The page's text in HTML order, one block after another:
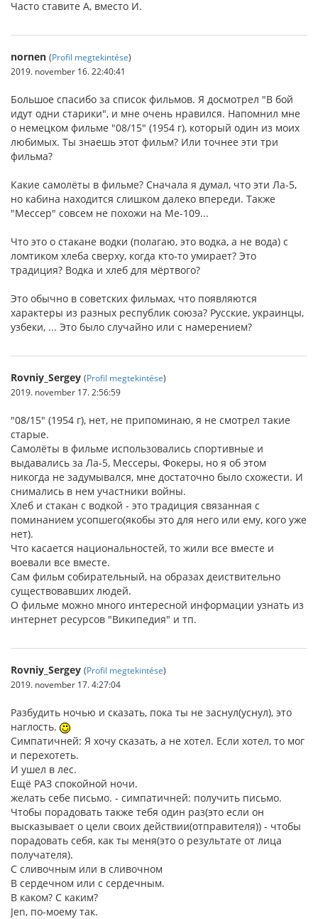
Часто ставите А, вместо И.
nornen (Profil megtekintése)
2019. november 16. 22:40:41
Большое спасибо за список фильмов. Я досмотрел "В бой
идут одни старики", и мне очень нравился. Напомнил мне
о немецком фильме "08/15" (1954 г), который один из моих
любимых. Ты знаешь этот фильм? Или точнее эти три
фильма?
Какие самолёты в фильме? Сначала я думал, что эти Ла-5,
но кабина находится слишком далеко впереди. Также
"Мессер" совсем не похожи на Me-109...
Что это о стакане водки (полагаю, это водка, а не вода) с
ломтиком хлеба сверху, когда кто-то умирает? Это
традиция? Водка и хлеб для мёртвого?
Это обычно в советских фильмах, что появляются
характеры из разных республик союза? Русские, украинцы,
узбеки, ... Это было случайно или с намерением?
Rovniy_Sergey (Profil megtekintése)
2019. november 17. 2:56:59
"08/15" (1954 г), нет, не припоминаю, я не смотрел такие
старые.
Самолёты в фильме использовались спортивные и
выдавались за Ла-5, Мессеры, Фокеры, но я об этом
никогда не задумывался, мне достаточно было схожести. И
снимались в нем участники войны.
Хлеб и стакан с водкой - это традиция связанная с
поминанием усопшего(якобы это для него или ему, кого уже
нет).
Что касается национальностей, то жили все вместе и
воевали все вместе.
Сам фильм собирательный, на образах деиствительно
существовавших людей.
О фильме можно много интересной информации узнать из
интернет ресурсов "Википедия" и тп.
Rovniy_Sergey (Profil megtekintése)
2019. november 17. 4:27:04
Разбудить ночью и сказать, пока ты не заснул(уснул), это
наглость.
Симпатичней: Я хочу сказать, а не хотел. Если хотел, то мог
и перехотеть.
И ушел в лес.
Ещё РАЗ спокойной ночи.
желать себе письмо. - симпатичней: получить письмо.
Чтобы порадовать также тебя один раз(это если он
высказывает о цели своих действии(отправителя)) - чтобы
порадовать себя, как ты меня(это о результате от лица
получателя).
С сливочным или в сливочном
В сердечном или с сердечным.
В каком? С каким?
Jen, по-моему так.